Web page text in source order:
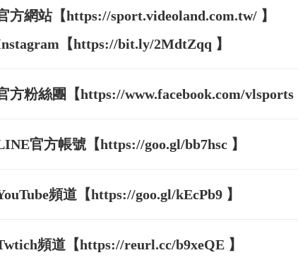
方網站【https://sport.videoland.com.tw/ 】
【https://bit.ly/2MdtZqq 】
粉絲團【https://www.facebook.com/vlsports
官方帳號【https://goo.gl/bb7hsc 】
頻道【https://goo.gl/kEcPb9 】
頻道【https://reurl.cc/b9xeQE 】